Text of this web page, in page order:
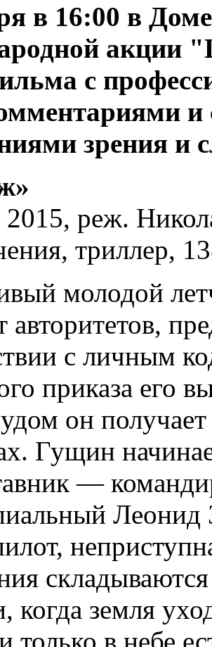
в 16:00 в
акции
с
и
зрения и
2015, реж.
триллер,
молодой
авторитетов,
с личным
приказа его
он
Гущин
—
Леонид
когда земля
только в небе